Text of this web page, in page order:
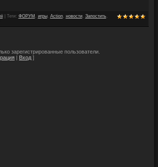
| Теги: ФОРУМ игры, Action, новости, Запостить,
зарегистрированные пользователи.
| Вход ]